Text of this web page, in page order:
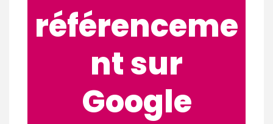
référenceme
nt sur
Google